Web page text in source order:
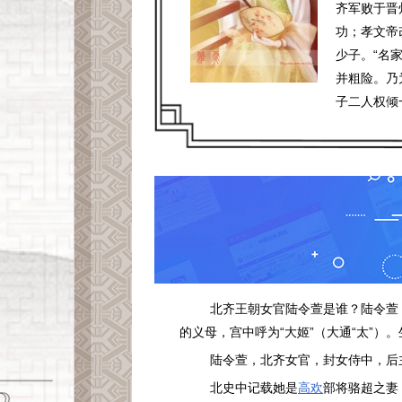
齐军败于
功；孝文帝
少子。“名
并粗险。乃
子二人权倾
北齐王朝女官陆令萱是谁？陆令
的义母，宫中呼为“大姬”（大通“太”）
陆令萱，北齐女官，封女侍中，后
北史中记载她是高欢部将骆超之